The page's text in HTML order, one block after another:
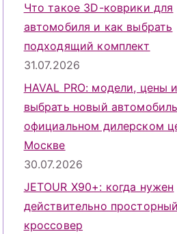
Что такое 3D-коврики для
автомобиля и как выбрать
подходящий комплект
31.07.2026
HAVAL PRO: модели, цены
выбрать новый
официальном дилерском
Москве
30.07.2026
JETOUR X90+: когда нужен
действительно просторный
кроссовер